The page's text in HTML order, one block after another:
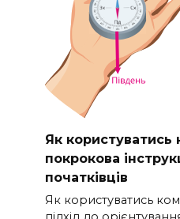
Як користуватись
покрокова
початківців
Як користуватись